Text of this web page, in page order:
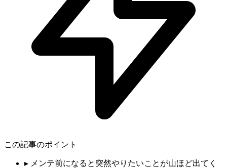
この記事のポイント
▸ メンテ前になると突然やりたいことが山ほど出てく